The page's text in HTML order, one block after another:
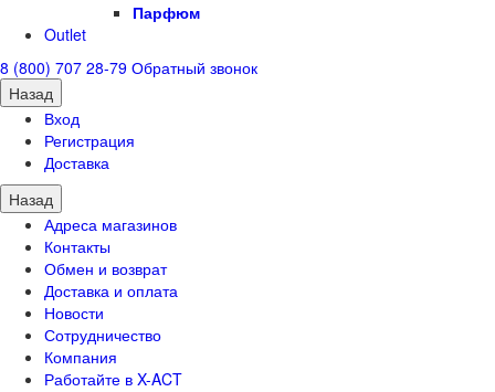
Парфюм
Outlet
8 (800) 707 28-79 Обратный звонок
Назад
Вход
Регистрация
Доставка
Назад
Адреса магазинов
Контакты
Обмен и возврат
Доставка и оплата
Новости
Сотрудничество
Компания
Работайте в X-ACT